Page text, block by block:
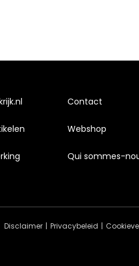
Contact
Webshop
Qui sommes-
Disclaimer Privacybeleid